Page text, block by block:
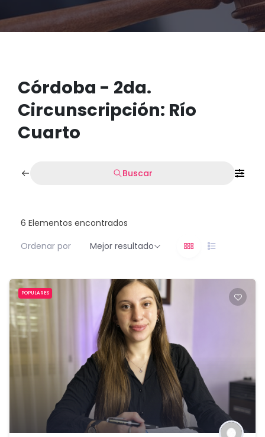
Córdoba - 2da.
Circunscripción: Río
Cuarto
Buscar
6 Elementos encontrados
Ordenar por
Mejor resultado
POPULARES